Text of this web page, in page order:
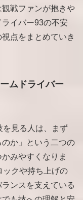
戦ファンが抱きや
イバー93の不安
点をまとめていき
ムドライバー
を見る人は、まず
のか」という二つの
みやすくなりま
ックや持ち上げの
ンスを支えている